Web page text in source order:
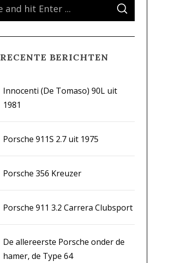
S
A
C
RECENTE BERICHTEN
Innocenti (De Tomaso) 90L uit
1981
Porsche 911S 2.7 uit 1975
Porsche 356 Kreuzer
Porsche 911 3.2 Carrera Clubsport
De allereerste Porsche onder de
hamer, de Type 64